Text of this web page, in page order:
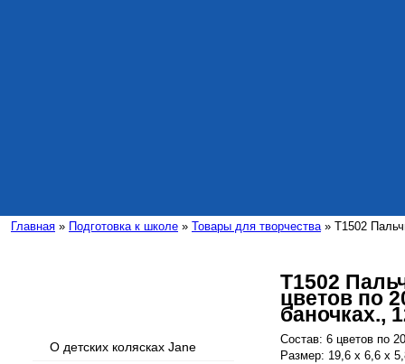
Главная » Подготовка к школе » Товары для творчества» T1502
О детских колясках Jane
T1502
цветов по
баночках.,
Состав: 6 цветов по
Размер: 19,6 х 6,6 х